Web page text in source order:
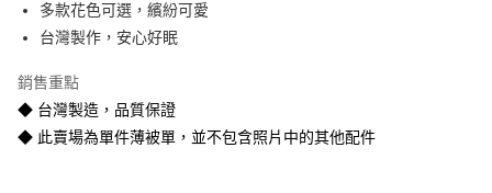
悠遊付
全盈+PAY
AFTEE先享後付
多款花色可選，繽紛可愛
台灣製作，安心好眠
銷售重點
◆ 台灣製造，品質保證
◆ 此賣場為單件薄被單，並不包含照片中的其他配件